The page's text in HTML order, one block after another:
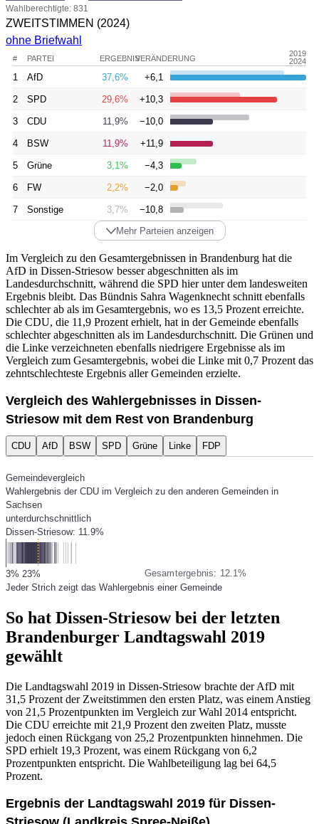
Wahlberechtigte: 831
ZWEITSTIMMEN (2024)
ohne Briefwahl
# PARTEI ERGEBNISVERÄNDERUNG
2019
2024
1 AfD 37,6% +6,1
2 SPD 29,6% +10,3
3 CDU 11,9% −10,0
4 BSW 11,9% +11,9
5 Grüne 3,1% −4,3
6 FW 2,2% −2,0
7 Sonstige 3,7%
−10,8
Mehr Parteien anzeigen
Im Vergleich zu den Gesamtergebnissen in Brandenburg hat die
AfD in Dissen-Striesow besser abgeschnitten als im
Landesdurchschnitt, während die SPD hier unter dem landesweiten
Ergebnis bleibt. Das Bündnis Sahra Wagenknecht schnitt ebenfalls
schlechter ab als im Gesamtergebnis, wo es 13,5 Prozent erreichte.
Die CDU, die 11,9 Prozent erhielt, hat in der Gemeinde ebenfalls
schlechter abgeschnitten als im Landesdurchschnitt. Die Grünen und
die Linke verzeichneten ebenfalls niedrigere Ergebnisse als im
Vergleich zum Gesamtergebnis, wobei die Linke mit 0,7 Prozent das
zehntschlechteste Ergebnis aller Gemeinden erzielte.
Vergleich des Wahlergebnisses in Dissen-
Striesow mit dem Rest von Brandenburg
CDU AfD BSW SPD Grüne Linke FDP
Gemeindevergleich
Wahlergebnis der CDU im Vergleich zu den anderen Gemeinden in
Sachsen
unterdurchschnittlich
Dissen-Striesow: 11.9%
3% Gesamtergebnis: 12.1%
23%
Jeder Strich zeigt das Wahlergebnis einer Gemeinde
So hat Dissen-Striesow bei der letzten
Brandenburger Landtagswahl 2019
gewählt
Die Landtagswahl 2019 in Dissen-Striesow brachte der AfD mit
31,5 Prozent der Zweitstimmen den ersten Platz, was einem Anstieg
von 21,5 Prozentpunkten im Vergleich zur Wahl 2014 entspricht.
Die CDU erreichte mit 21,9 Prozent den zweiten Platz, musste
jedoch einen Rückgang von 25,2 Prozentpunkten hinnehmen. Die
SPD erhielt 19,3 Prozent, was einem Rückgang von 6,2
Prozentpunkten entspricht. Die Wahlbeteiligung lag bei 64,5
Prozent.
Ergebnis der Landtagswahl 2019 für Dissen-